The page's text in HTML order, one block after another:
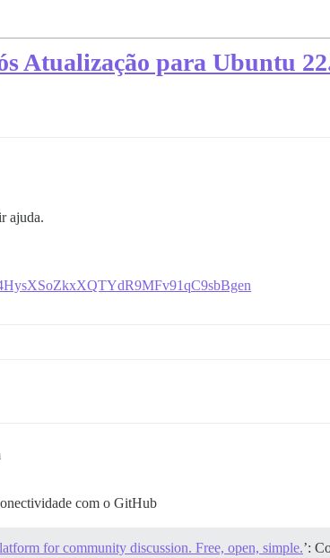
Atualização para Ubuntu
ajuda.
com o GitHub
for community discussion. Free, open, simple.’: